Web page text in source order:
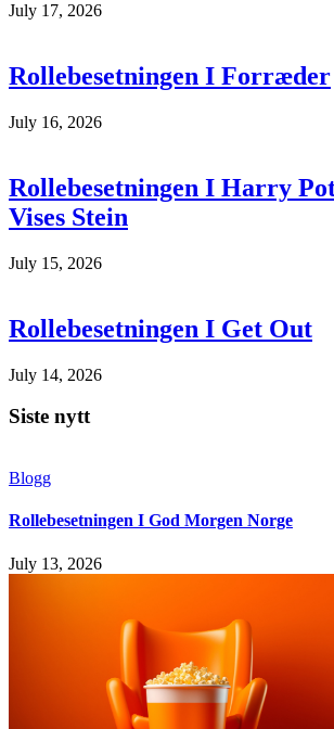
July 17, 2026
Rollebesetningen I Forræder
July 16, 2026
Rollebesetningen I Harry
Vises Stein
July 15, 2026
Rollebesetningen I Get Out
July 14, 2026
Siste nytt
Blogg
Rollebesetningen I God Morgen Norge
July 13, 2026